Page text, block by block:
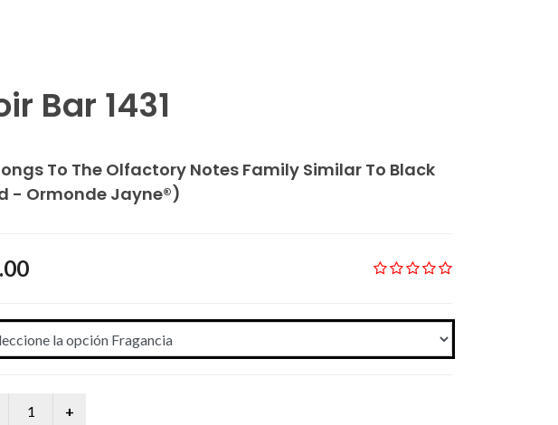
Bar 1431
To The Olfactory Notes Family Similar To Black
- Ormonde Jayne®)